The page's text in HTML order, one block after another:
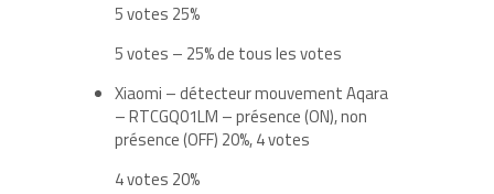
5 votes 25%
5 votes – 25% de tous les votes
Xiaomi – détecteur mouvement Aqara
– RTCGQ01LM – présence (ON), non
présence (OFF) 20%, 4 votes
4 votes 20%